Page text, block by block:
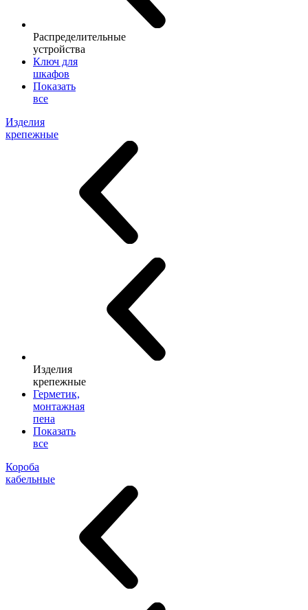
Распределительные
устройства
Ключ для
шкафов
Показать
все
Изделия
крепежные
Изделия
крепежные
Герметик,
монтажная
пена
Показать
все
Короба
кабельные